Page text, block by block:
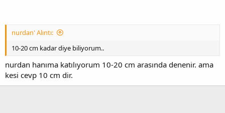
nurdan' Alıntı:
10-20 cm kadar diye biliyorum..
nurdan hanıma katılıyorum 10-20 cm arasında denenir. ama
kesi cevp 10 cm dir.